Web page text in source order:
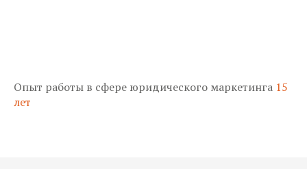
Опыт работы в сфере юридического маркетинга 15
лет